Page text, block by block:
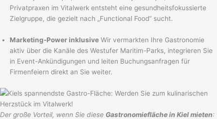
Privatpraxen im Vitalwerk entsteht eine gesundheitsfokussierte
Zielgruppe, die gezielt nach „Functional Food“ sucht.
Marketing-Power inklusive Wir vermarkten Ihre Gastronomie
aktiv über die Kanäle des Westufer Maritim-Parks, integrieren Sie
in Event-Ankündigungen und leiten Buchungsanfragen für
Firmenfeiern direkt an Sie weiter.
Der große Vorteil, wenn Sie diese Gastronomiefläche in Kiel mieten: